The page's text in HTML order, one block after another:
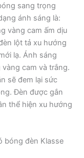
sang trọng
ánh sáng là:
vàng cam ấm dịu
lột tả xu hướng
lạ. Ánh sáng
cam và trắng.
sẽ đem lại sức
Đèn được gắn
thể hiện xu hướng
bóng đèn Klasse